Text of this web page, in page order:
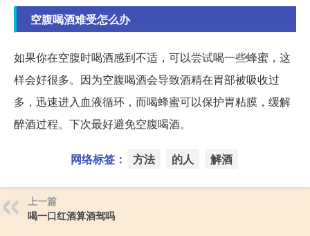
空腹喝酒难受怎么办
如果你在空腹时喝酒感到不适，可以尝试喝一些蜂蜜，这
样会好很多。因为空腹喝酒会导致酒精在胃部被吸收过
多，迅速进入血液循环，而喝蜂蜜可以保护胃粘膜，缓解
醉酒过程。下次最好避免空腹喝酒。
网络标签： 方法 的人 解酒
上一篇
喝一口红酒算酒驾吗